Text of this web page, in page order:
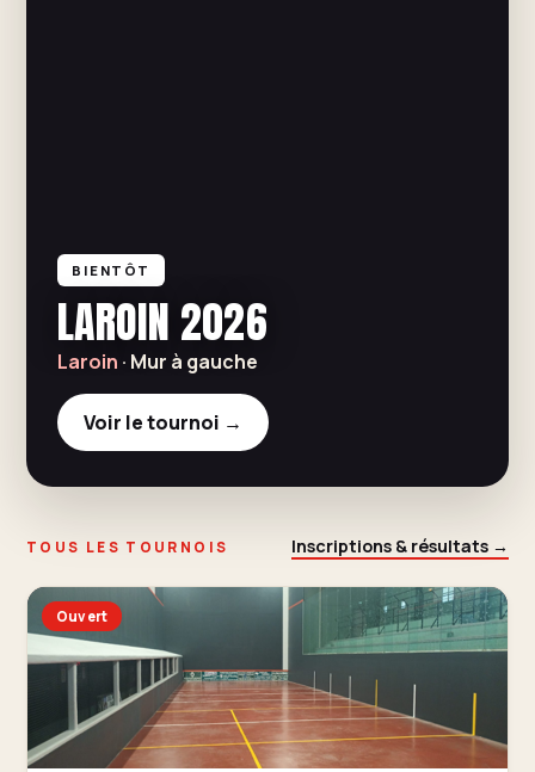
BIENTÔT
LAROIN 2026
Laroin · Mur à gauche
Voir le tournoi →
TOUS LES TOURNOIS Inscriptions & résultats →
Ouvert